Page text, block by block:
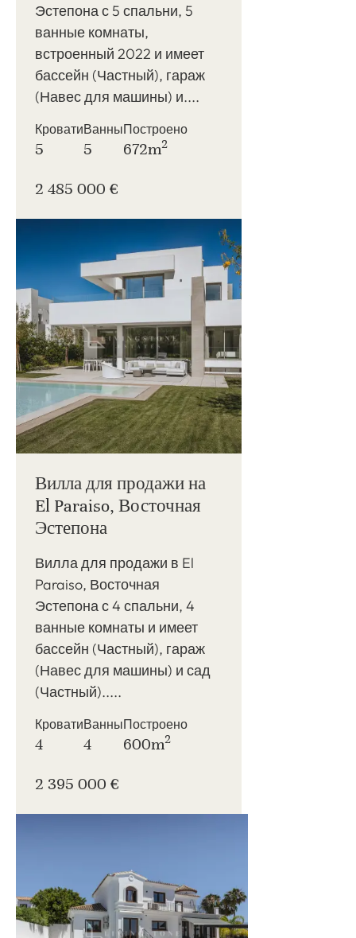
Эстепона с 5 спальни, 5
ванные комнаты,
встроенный 2022 и имеет
бассейн (Частный), гараж
(Навес для машины) и....
Кровати
5
Ванны
5
Построено
672m2
2 485 000 €
Вилла для продажи на
El Paraiso, Восточная
Эстепона
Вилла для продажи в El
Paraiso, Восточная
Эстепона с 4 спальни, 4
ванные комнаты и имеет
бассейн (Частный), гараж
(Навес для машины) и сад
(Частный).....
Кровати
4
Ванны
4
Построено
600m2
2 395 000 €